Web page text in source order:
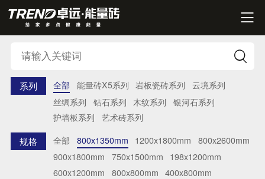


系列 全部 能量砖X5系列 岩板瓷砖系列
云境系列
丝绸系列
钻石系列 木纹系列
银河石系列
护墙板系列
艺术砖系列
规格 全部 800x1350mm 1200x1800mm
800x2600mm
900x1800mm
750x1500mm
198x1200mm
600x1200mm
800x800mm 400x800mm